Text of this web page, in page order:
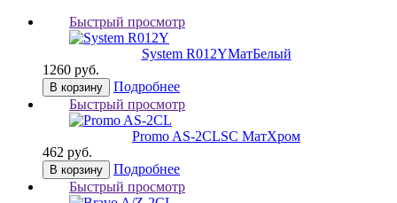
Быстрый просмотр
System R012YМатБелый
1260 руб.
В корзину
Подробнее
Быстрый просмотр
Promo AS-2CLSC МатХром
462 руб.
В корзину
Подробнее
Быстрый просмотр